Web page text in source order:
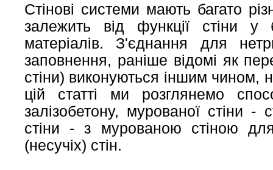
Стінові системи мають багато
залежить від функції стіни у
матеріалів. З'єднання для
заповнення, раніше відомі як
стіни) виконуються іншим чином,
цій статті ми розглянемо
залізобетону, мурованої стіни -
стіни - з мурованою стіною
(несучіх) стін.